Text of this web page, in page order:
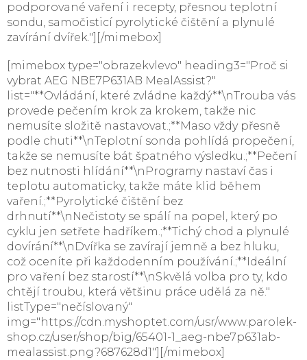
podporované vaření i recepty, přesnou teplotní
sondu, samočisticí pyrolytické čištění a plynulé
zavírání dvířek."][/mimebox]
[mimebox type="obrazekvlevo" heading3="Proč si
vybrat AEG NBE7P631AB MealAssist?"
list="**Ovládání, které zvládne každý**\nTrouba vás
provede pečením krok za krokem, takže nic
nemusíte složitě nastavovat.;**Maso vždy přesně
podle chuti**\nTeplotní sonda pohlídá propečení,
takže se nemusíte bát špatného výsledku.;**Pečení
bez nutnosti hlídání**\nProgramy nastaví čas i
teplotu automaticky, takže máte klid během
vaření.;**Pyrolytické čištění bez
drhnutí**\nNečistoty se spálí na popel, který po
cyklu jen setřete hadříkem.;**Tichý chod a plynulé
dovírání**\nDvířka se zavírají jemně a bez hluku,
což oceníte při každodenním používání.;**Ideální
pro vaření bez starostí**\nSkvělá volba pro ty, kdo
chtějí troubu, která většinu práce udělá za ně."
listType="nečíslovaný"
img="https://cdn.myshoptet.com/usr/www.parolek-
shop.cz/user/shop/big/65401-1_aeg-nbe7p631ab-
mealassist.png?687628d1"][/mimebox]